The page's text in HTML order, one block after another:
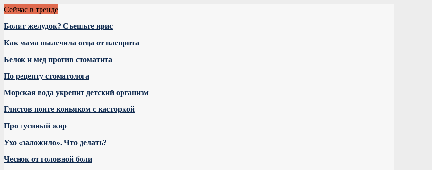
Сейчас в тренде
Болит желудок? Съешьте ирис
Как мама вылечила отца от плеврита
Белок и мед против стоматита
По рецепту стоматолога
Морская вода укрепит детский организм
Глистов поите коньяком с касторкой
Про гусиный жир
Ухо «заложило». Что делать?
Чеснок от головной боли